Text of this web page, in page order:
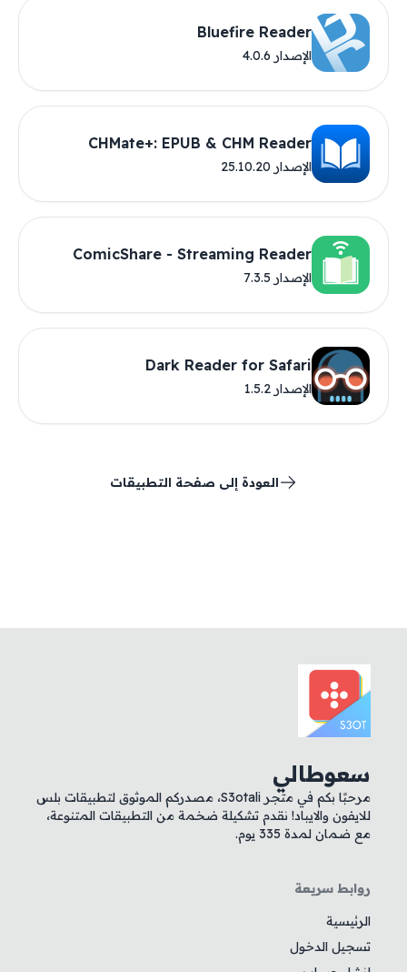
Bluefire Reader
الإصدار 4.0.6
CHMate+: EPUB & CHM Reader
الإصدار 25.10.20
ComicShare - Streaming Reader
الإصدار 7.3.5
Dark Reader for Safari
الإصدار 1.5.2
العودة إلى صفحة التطبيقات
سعوطالي
مرحبًا بكم في متجر S3otali، مصدركم الموثوق لتطبيقات بلس
للايفون والايباد! نقدم تشكيلة ضخمة من التطبيقات المتنوعة،
مع ضمان لمدة 335 يوم.
روابط سريعة
الرئيسية
تسجيل الدخول